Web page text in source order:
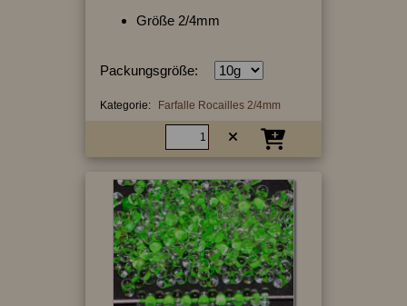
Größe 2/4mm
Packungsgröße:
Kategorie: Farfalle Rocailles 2/4mm